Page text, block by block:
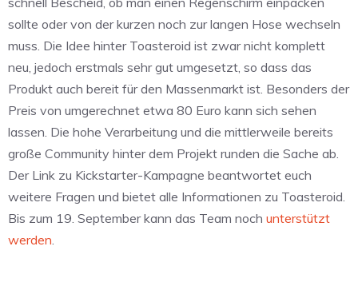
sollte oder von der kurzen noch zur langen Hose wechseln
muss. Die Idee hinter Toasteroid ist zwar nicht komplett
neu, jedoch erstmals sehr gut umgesetzt, so dass das
Produkt auch bereit für den Massenmarkt ist. Besonders der
Preis von umgerechnet etwa 80 Euro kann sich sehen
lassen. Die hohe Verarbeitung und die mittlerweile bereits
große Community hinter dem Projekt runden die Sache ab.
Der Link zu Kickstarter-Kampagne beantwortet euch
weitere Fragen und bietet alle Informationen zu Toasteroid.
Bis zum 19. September kann das Team noch unterstützt
werden